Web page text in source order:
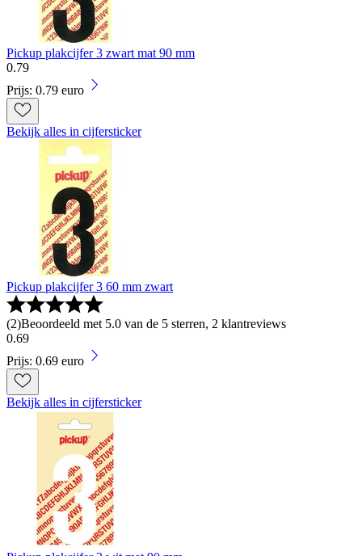
Pickup plakcijfer 3 zwart mat 90 mm
0.79
Prijs: 0.79 euro
Bekijk alles in cijfersticker
Pickup plakcijfer 3 60 mm zwart
(2)Beoordeeld met 5.0 van de 5 sterren, 2 klantreviews
0.69
Prijs: 0.69 euro
Bekijk alles in cijfersticker